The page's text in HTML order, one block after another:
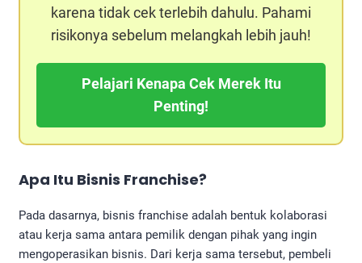
karena tidak cek terlebih dahulu. Pahami
risikonya sebelum melangkah lebih jauh!
Pelajari Kenapa Cek Merek Itu
Penting!
Apa Itu Bisnis Franchise?
Pada dasarnya, bisnis franchise adalah bentuk kolaborasi
atau kerja sama antara pemilik dengan pihak yang ingin
mengoperasikan bisnis. Dari kerja sama tersebut, pembeli